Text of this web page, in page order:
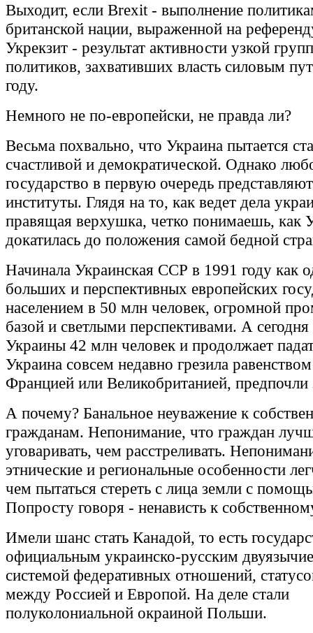
Выходит, если Brexit - выполнение
британской нации, выраженной на
Укрекзит - результат активности узкой
политиков, захвативших власть силовым
году.
Немного не по-европейски, не правда ли?
Весьма похвально, что Украина пытается
счастливой и демократической. Однако
государство в первую очередь
институты. Глядя на то, как ведет дела
правящая верхушка, четко понимаешь, как
докатилась до положения самой бедной
Начинала Украинская ССР в 1991 году как
больших и перспективных европейских
населением в 50 млн человек, огромной
базой и светлыми перспективами. А сегодня
Украины 42 млн человек и продолжает
Украина совсем недавно грезила
Францией или Великобританией, предпочли
А почему? Банальное неуважение к
гражданам. Непонимание, что граждан
уговаривать, чем расстреливать.
этнические и региональные особенности
чем пытаться стереть с лица земли с
Попросту говоря - ненависть к
Имели шанс стать Канадой, то есть
официальным украинско-русским
системой федеративных отношений,
между Россией и Европой. На деле стали
полуколониальной окраиной Польши.